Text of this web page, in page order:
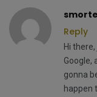
Reply
Hi
Google,
gonna
happen